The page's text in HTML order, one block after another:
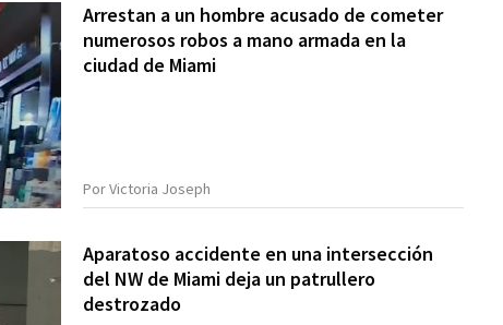
Arrestan a un hombre acusado de cometer
numerosos robos a mano armada en la
ciudad de Miami
Por Victoria Joseph
Aparatoso accidente en una intersección
del NW de Miami deja un patrullero
destrozado